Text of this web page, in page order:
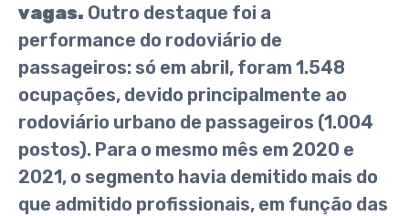
vagas. Outro destaque foi a
performance do rodoviário de
passageiros: só em abril, foram 1.548
ocupações, devido principalmente ao
rodoviário urbano de passageiros (1.004
postos). Para o mesmo mês em 2020 e
2021, o segmento havia demitido mais do
que admitido profissionais, em função das